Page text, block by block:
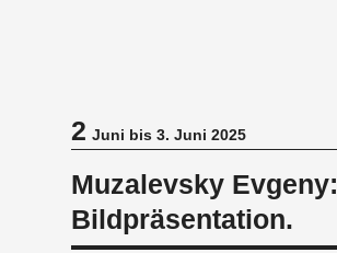
2Juni bis 3. Juni 2025
Muzalevsky Evgeny:
Bildpräsentation.